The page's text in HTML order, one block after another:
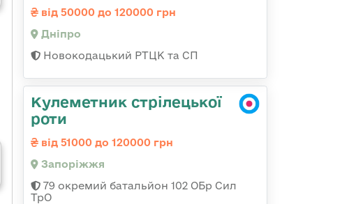
від 50000 до 120000 грн
Дніпро
Новокодацький РТЦК та СП
Кулеметник стрілецької
роти
від 51000 до 120000 грн
Запоріжжя
79 окремий батальйон 102 ОБр Сил
ТрО